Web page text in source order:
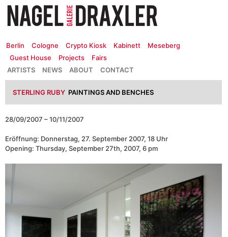
Zum
Inhalt
springen
Berlin Cologne Crypto Kiosk Kabinett
Meseberg
Guest House
Projects
Fairs
CONTACT
ABOUT
NEWS
ARTISTS
STERLING RUBY PAINTINGS AND BENCHES
28/09/2007 – 10/11/2007
Eröffnung: Donnerstag, 27. September 2007, 18 Uhr
Opening: Thursday, September 27th, 2007, 6 pm